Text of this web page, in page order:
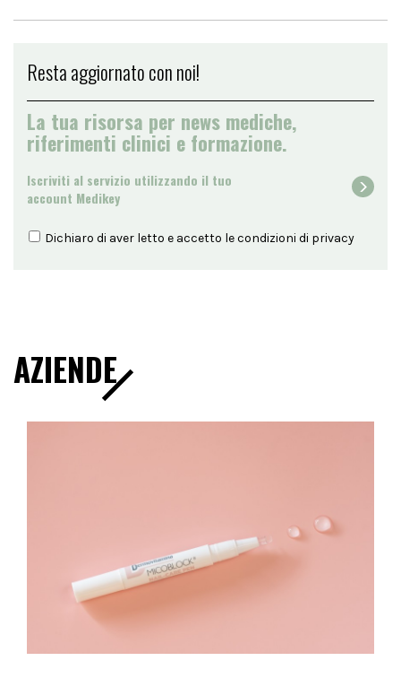
Resta aggiornato con noi!
La tua risorsa per news mediche,
riferimenti clinici e formazione.
Iscriviti al servizio utilizzando il tuo
account Medikey
Dichiaro di aver letto e accetto le condizioni di privacy
AZIENDE